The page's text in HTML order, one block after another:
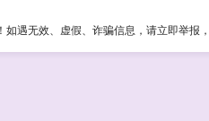
遇无效、虚假、诈骗信息，请立即举报